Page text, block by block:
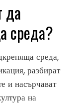
да
среда?
среда,
разбират
и насърчават
на